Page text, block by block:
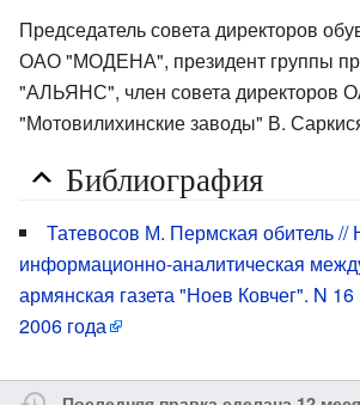
Председатель совета директоров
ОАО "МОДЕНА", президент группы
"АЛЬЯНС", член совета директоров
"Мотовилихинские заводы" В.
Библиография
Татевосов М. Пермская обитель //
информационно-аналитическая
армянская газета "Ноев Ковчег". N
2006 года